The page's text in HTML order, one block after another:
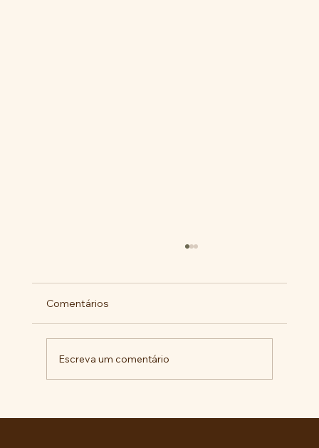
Comentários
Escreva um comentário